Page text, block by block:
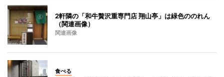
2軒隣の「和牛贅沢重専門店 翔山亭」は緑色ののれん
（関連画像）
関連画像
食べる